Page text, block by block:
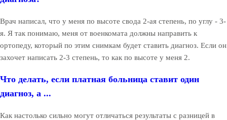
Врач написал, что у меня по высоте свода 2-ая степень, по углу - 3-
я. Я так понимаю, меня от военкомата должны направить к
ортопеду, который по этим снимкам будет ставить диагноз. Если он
захочет написать 2-3 степень, то как по высоте у меня 2.
Что делать, если платная больница ставит один
диагноз, а ...
Как настолько сильно могут отличаться результаты с разницей в